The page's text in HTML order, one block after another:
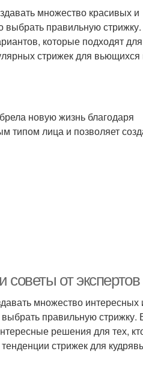
множество красивых и
выбрать правильную
которые подходят для
стрижек для вьющихся
новую жизнь благодаря
лица и позволяет
от экспертов
множество интересных
правильную стрижку.
решения для тех,
стрижек для